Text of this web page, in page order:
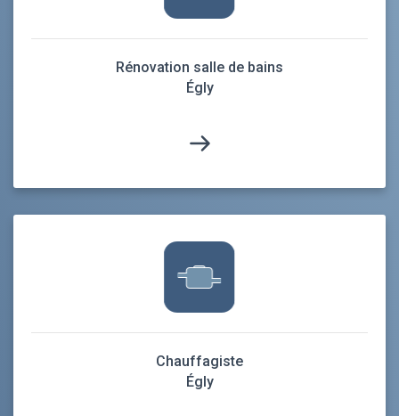
Rénovation salle de bains
Égly
Chauffagiste
Égly